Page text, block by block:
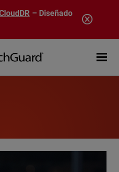
– Diseñado
Open